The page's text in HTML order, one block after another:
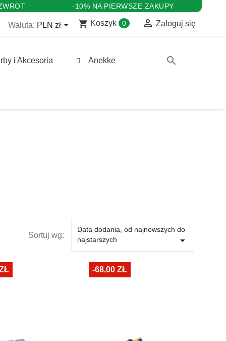
-10% NA PIERWSZE ZAKUPY
Waluta: PLN zł shopping_cart Koszyk 0  Zaloguj się
i Akcesoria Anekke search
Sortuj wg:
Data dodania, od najnowszych do
najstarszych

-68,00 ZŁ